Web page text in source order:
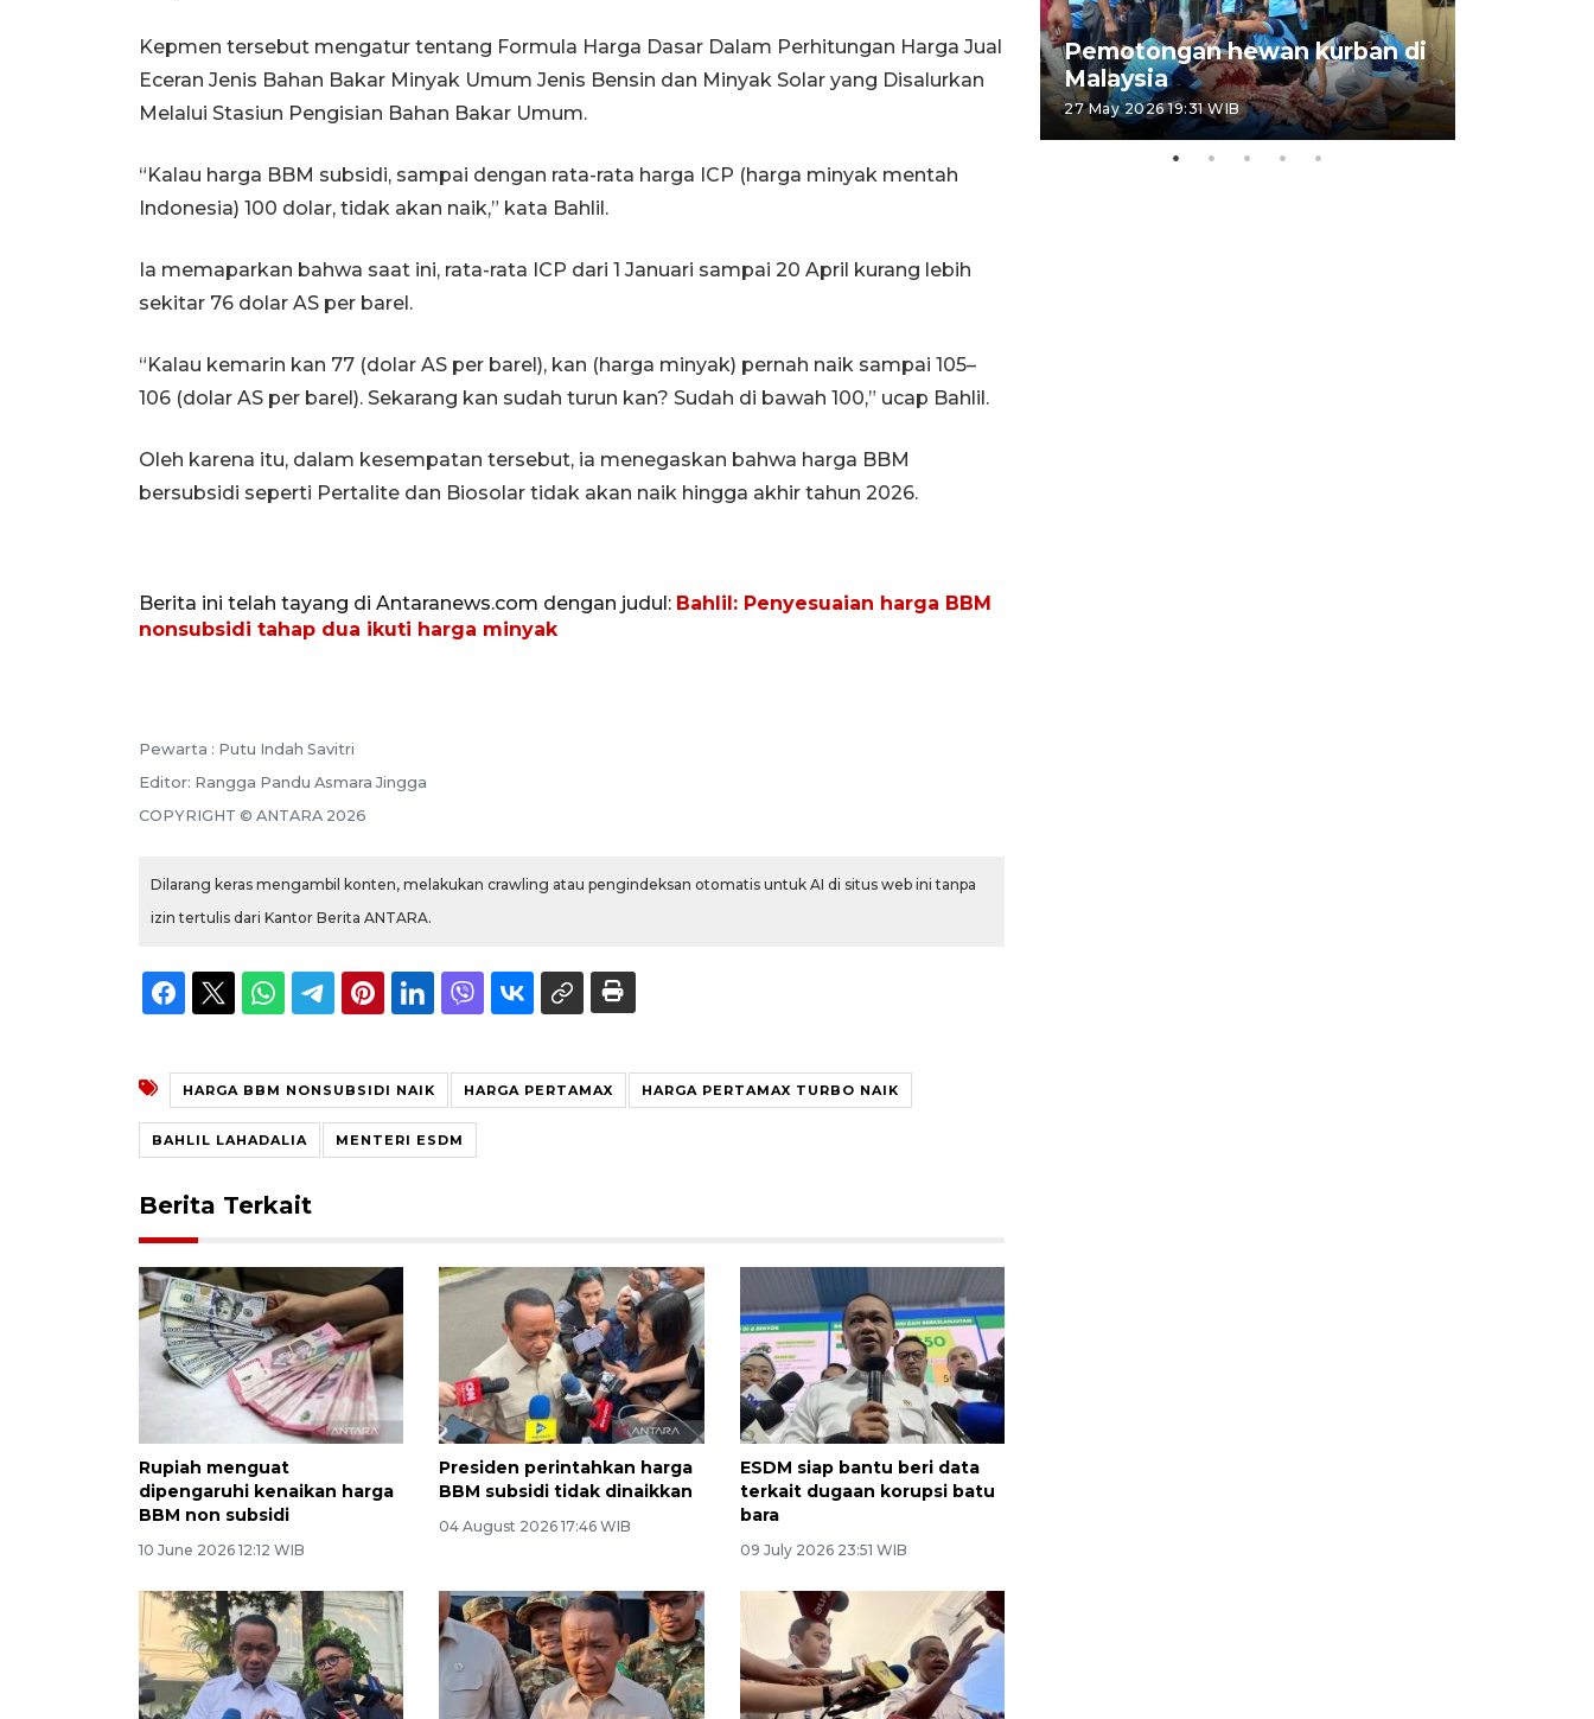
Kepmen tersebut mengatur tentang Formula Harga Dasar Dalam Perhitungan Harga Jual
Eceran Jenis Bahan Bakar Minyak Umum Jenis Bensin dan Minyak Solar yang Disalurkan
Melalui Stasiun Pengisian Bahan Bakar Umum.
“Kalau harga BBM subsidi, sampai dengan rata-rata harga ICP (harga minyak mentah
Indonesia) 100 dolar, tidak akan naik,” kata Bahlil.
Ia memaparkan bahwa saat ini, rata-rata ICP dari 1 Januari sampai 20 April kurang lebih
sekitar 76 dolar AS per barel.
“Kalau kemarin kan 77 (dolar AS per barel), kan (harga minyak) pernah naik sampai 105–
106 (dolar AS per barel). Sekarang kan sudah turun kan? Sudah di bawah 100,” ucap Bahlil.
Oleh karena itu, dalam kesempatan tersebut, ia menegaskan bahwa harga BBM
bersubsidi seperti Pertalite dan Biosolar tidak akan naik hingga akhir tahun 2026.
Berita ini telah tayang di Antaranews.com dengan judul: Bahlil: Penyesuaian harga BBM
nonsubsidi tahap dua ikuti harga minyak
Pewarta : Putu Indah Savitri
Editor: Rangga Pandu Asmara Jingga
COPYRIGHT © ANTARA 2026
Dilarang keras mengambil konten, melakukan crawling atau pengindeksan otomatis untuk AI di situs web ini tanpa
izin tertulis dari Kantor Berita ANTARA.
HARGA BBM NONSUBSIDI NAIK HARGA PERTAMAX HARGA PERTAMAX TURBO NAIK
BAHLIL LAHADALIA MENTERI ESDM
Berita Terkait
Rupiah menguat
dipengaruhi kenaikan harga
BBM non subsidi
10 June 2026 12:12 WIB
Presiden perintahkan harga
BBM subsidi tidak dinaikkan
04 August 2026 17:46 WIB
ESDM siap bantu beri data
terkait dugaan korupsi batu
bara
09 July 2026 23:51 WIB
Tarawih di Malaysia
Pemotongan hewan kurban di
Malaysia
27 May 2026 19:31 WIB